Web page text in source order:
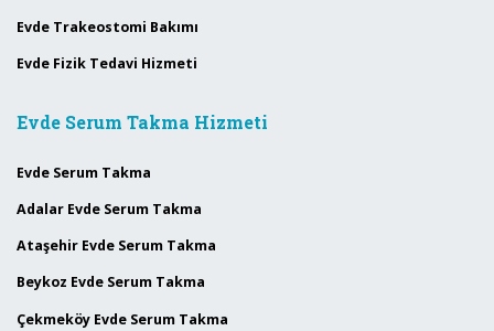
Evde Trakeostomi Bakımı
Evde Fizik Tedavi Hizmeti
Evde Serum Takma Hizmeti
Evde Serum Takma
Adalar Evde Serum Takma
Ataşehir Evde Serum Takma
Beykoz Evde Serum Takma
Çekmeköy Evde Serum Takma